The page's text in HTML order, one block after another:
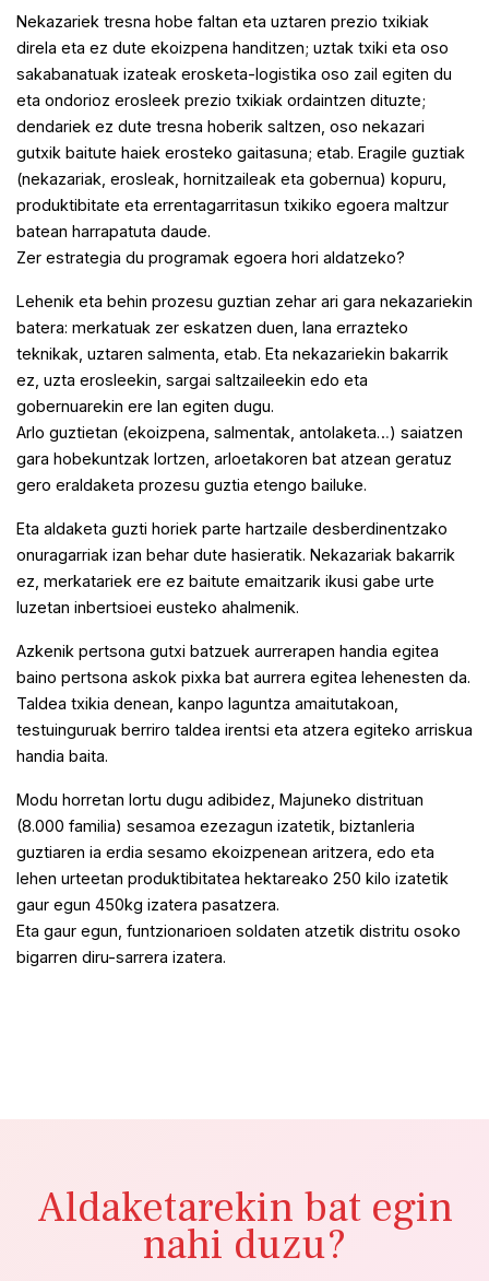
Nekazariek tresna hobe faltan eta uztaren prezio txikiak
direla eta ez dute ekoizpena handitzen; uztak txiki eta oso
sakabanatuak izateak erosketa-logistika oso zail egiten du
eta ondorioz erosleek prezio txikiak ordaintzen dituzte;
dendariek ez dute tresna hoberik saltzen, oso nekazari
gutxik baitute haiek erosteko gaitasuna; etab. Eragile guztiak
(nekazariak, erosleak, hornitzaileak eta gobernua) kopuru,
produktibitate eta errentagarritasun txikiko egoera maltzur
batean harrapatuta daude.
Zer estrategia du programak egoera hori aldatzeko?
Lehenik eta behin prozesu guztian zehar ari gara nekazariekin
batera: merkatuak zer eskatzen duen, lana errazteko
teknikak, uztaren salmenta, etab. Eta nekazariekin bakarrik
ez, uzta erosleekin, sargai saltzaileekin edo eta
gobernuarekin ere lan egiten dugu.
Arlo guztietan (ekoizpena, salmentak, antolaketa…) saiatzen
gara hobekuntzak lortzen, arloetakoren bat atzean geratuz
gero eraldaketa prozesu guztia etengo bailuke.
Eta aldaketa guzti horiek parte hartzaile desberdinentzako
onuragarriak izan behar dute hasieratik. Nekazariak bakarrik
ez, merkatariek ere ez baitute emaitzarik ikusi gabe urte
luzetan inbertsioei eusteko ahalmenik.
Azkenik pertsona gutxi batzuek aurrerapen handia egitea
baino pertsona askok pixka bat aurrera egitea lehenesten da.
Taldea txikia denean, kanpo laguntza amaitutakoan,
testuinguruak berriro taldea irentsi eta atzera egiteko arriskua
handia baita.
Modu horretan lortu dugu adibidez, Majuneko distrituan
(8.000 familia) sesamoa ezezagun izatetik, biztanleria
guztiaren ia erdia sesamo ekoizpenean aritzera, edo eta
lehen urteetan produktibitatea hektareako 250 kilo izatetik
gaur egun 450kg izatera pasatzera.
Eta gaur egun, funtzionarioen soldaten atzetik distritu osoko
bigarren diru-sarrera izatera.
Aldaketarekin bat egin
nahi duzu?